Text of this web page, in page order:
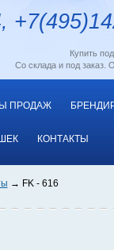
Купить
Со склада и под заказ.
ПРОДАЖ
КОНТАКТЫ
FK - 616